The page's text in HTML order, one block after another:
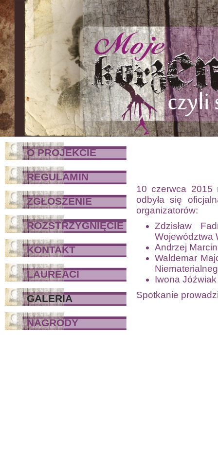
O PROJEKCIE
REGULAMIN
ZGŁOSZENIE
ROZSTRZYGNIĘCIE
KONTAKT
LAUREACI
GALERIA
NAGRODY
10 czerwca 2015
odbyła się
organizatorów:
Zdzisław
Województwa
Andrzej
Waldemar
Iwona
Spotkanie